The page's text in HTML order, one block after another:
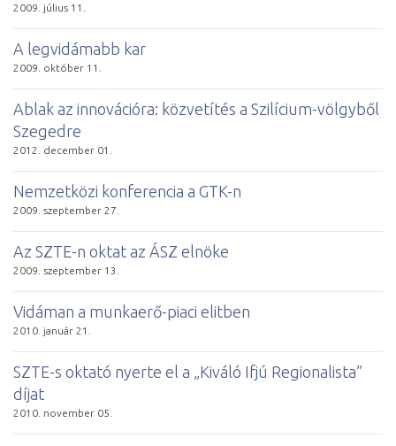
2009. július 11.
A leg­vi­dá­mabb kar
2009. október 11.
Ablak az innovációra: közvetítés a Szilícium-völgyből
Szegedre
2012. december 01.
Nemzetközi konferencia a GTK-n
2009. szeptember 27.
Az SZTE-n ok­tat az ÁSZ el­nö­ke
2009. szeptember 13.
Vi­dá­man a mun­ka­erő-pi­a­ci elitben
2010. január 21.
SZTE-s oktató nyerte el a „Kiváló Ifjú Regionalista”
díjat
2010. november 05.